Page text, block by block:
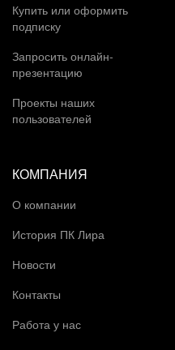
Купить или оформить
подписку
Запросить онлайн-
презентацию
Проекты наших
пользователей
КОМПАНИЯ
О компании
История ПК Лира
Новости
Контакты
Работа у нас